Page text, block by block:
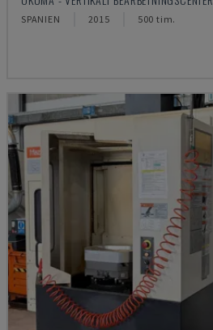
SPANIEN 2015 500 tim.